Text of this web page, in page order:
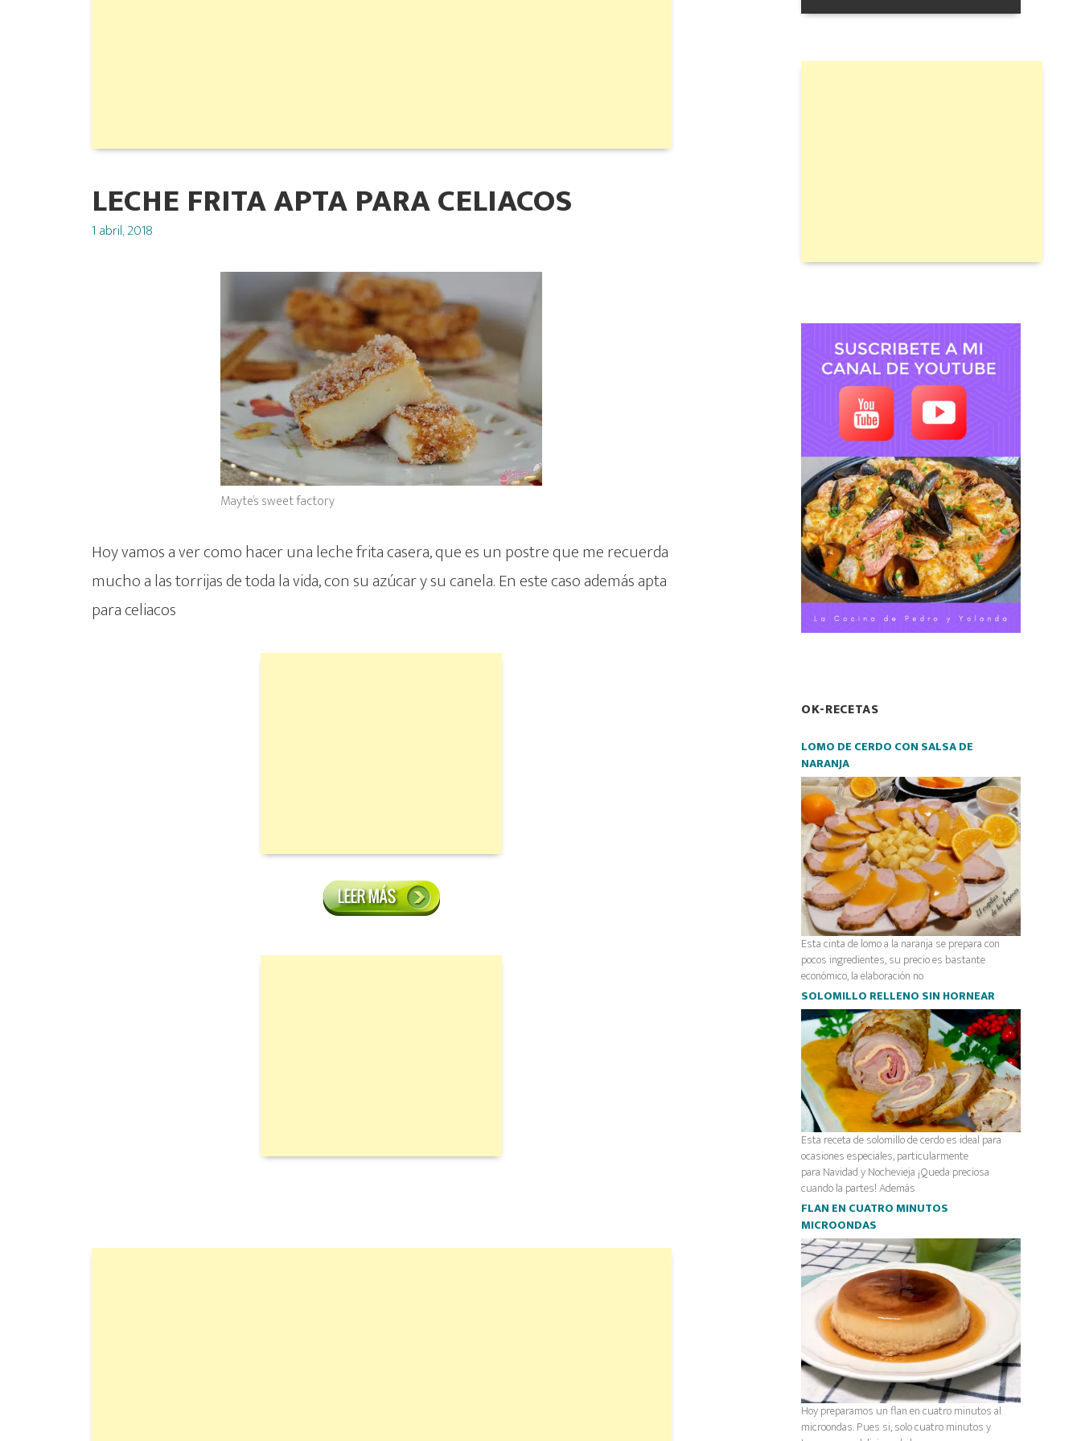
LECHE FRITA APTA PARA CELIACOS
Posted
1 abril, 2018
Mayte’s sweet factory
Hoy vamos a ver como hacer una leche frita casera, que es un postre que me recuerda
mucho a las torrijas de toda la vida, con su azúcar y su canela. En este caso además apta
para celiacos
OK-RECETAS
LOMO DE CERDO CON SALSA DE
NARANJA
Esta cinta de lomo a la naranja se prepara con
pocos ingredientes, su precio es bastante
económico, la elaboración no
SOLOMILLO RELLENO SIN HORNEAR
Esta receta de solomillo de cerdo es ideal para
ocasiones especiales, particularmente
para Navidad y Nochevieja ¡Queda preciosa
cuando la partes! Además
FLAN EN CUATRO MINUTOS
MICROONDAS
Hoy preparamos un flan en cuatro minutos al
microondas. Pues si, solo cuatro minutos y